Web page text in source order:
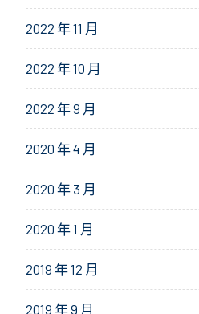
2022 年 11 月
2022 年 10 月
2022 年 9 月
2020 年 4 月
2020 年 3 月
2020 年 1 月
2019 年 12 月
2019 年 9 月